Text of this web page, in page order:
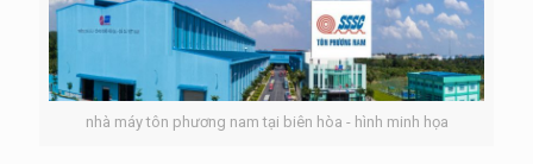
nhà máy tôn phương nam tại biên hòa - hình minh họa